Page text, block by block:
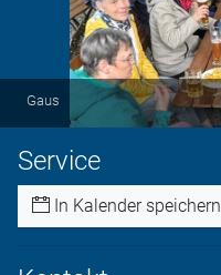
Gaus
Service
In Kalender speichern